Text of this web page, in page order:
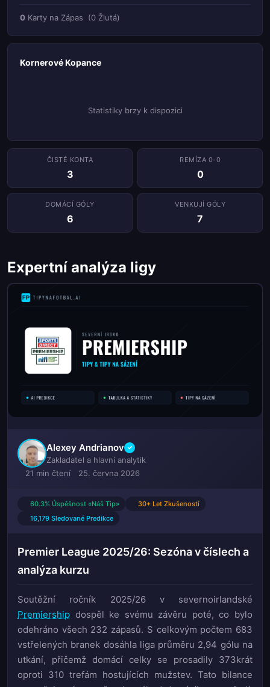
0 Karty na Zápas (0 Žlutá)
Kornerové Kopance
Statistiky brzy k dispozici
ČISTÉ KONTA
3
REMÍZA 0-0
0
DOMÁCÍ GÓLY
6
VENKUJÍ GÓLY
7
Expertní analýza ligy
Alexey Andrianov ✓
Zakladatel a hlavní analytik
21 min čtení
25. června 2026
60.3% Úspěšnost «Náš Tip»
30+ Let Zkušeností
16,179 Sledované Predikce
Premier League 2025/26: Sezóna v číslech a
analýza kurzu
Soutěžní ročník 2025/26 v severnoirlandské
Premiership dospěl ke svému závěru poté, co bylo
odehráno všech 232 zápasů. S celkovým počtem 683
vstřelených branek dosáhla liga průměru 2,94 gólu na
utkání, přičemž domácí celky se prosadily 373krát
oproti 310 trefám hostujících mužstev. Tato bilance